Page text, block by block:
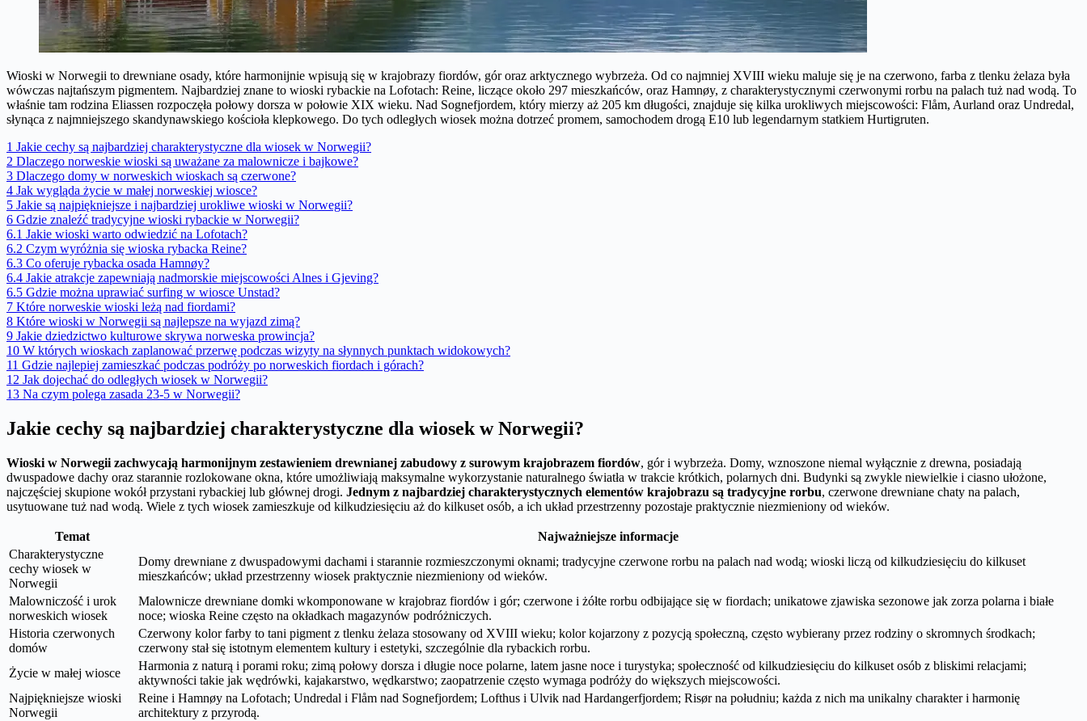
Wioski w Norwegii to drewniane osady, które harmonijnie wpisują się w krajobrazy fiordów, gór oraz arktycznego wybrzeża. Od co najmniej XVIII wieku maluje się je na czerwono, farba z tlenku żelaza była
wówczas najtańszym pigmentem. Najbardziej znane to wioski rybackie na Lofotach: Reine, liczące około 297 mieszkańców, oraz Hamnøy, z charakterystycznymi czerwonymi rorbu na palach tuż nad wodą. To
właśnie tam rodzina Eliassen rozpoczęła połowy dorsza w połowie XIX wieku. Nad Sognefjordem, który mierzy aż 205 km długości, znajduje się kilka urokliwych miejscowości: Flåm, Aurland oraz Undredal,
słynąca z najmniejszego skandynawskiego kościoła klepkowego. Do tych odległych wiosek można dotrzeć promem, samochodem drogą E10 lub legendarnym statkiem Hurtigruten.
1 Jakie cechy są najbardziej charakterystyczne dla wiosek w Norwegii?
2 Dlaczego norweskie wioski są uważane za malownicze i bajkowe?
3 Dlaczego domy w norweskich wioskach są czerwone?
4 Jak wygląda życie w małej norweskiej wiosce?
5 Jakie są najpiękniejsze i najbardziej urokliwe wioski w Norwegii?
6 Gdzie znaleźć tradycyjne wioski rybackie w Norwegii?
6.1 Jakie wioski warto odwiedzić na Lofotach?
6.2 Czym wyróżnia się wioska rybacka Reine?
6.3 Co oferuje rybacka osada Hamnøy?
6.4 Jakie atrakcje zapewniają nadmorskie miejscowości Alnes i Gjeving?
6.5 Gdzie można uprawiać surfing w wiosce Unstad?
7 Które norweskie wioski leżą nad fiordami?
8 Które wioski w Norwegii są najlepsze na wyjazd zimą?
9 Jakie dziedzictwo kulturowe skrywa norweska prowincja?
10 W których wioskach zaplanować przerwę podczas wizyty na słynnych punktach widokowych?
11 Gdzie najlepiej zamieszkać podczas podróży po norweskich fiordach i górach?
12 Jak dojechać do odległych wiosek w Norwegii?
13 Na czym polega zasada 23-5 w Norwegii?
Jakie cechy są najbardziej charakterystyczne dla wiosek w Norwegii?
Wioski w Norwegii zachwycają harmonijnym zestawieniem drewnianej zabudowy z surowym krajobrazem fiordów, gór i wybrzeża. Domy, wznoszone niemal wyłącznie z drewna, posiadają
dwuspadowe dachy oraz starannie rozlokowane okna, które umożliwiają maksymalne wykorzystanie naturalnego światła w trakcie krótkich, polarnych dni. Budynki są zwykle niewielkie i ciasno ułożone,
najczęściej skupione wokół przystani rybackiej lub głównej drogi. Jednym z najbardziej charakterystycznych elementów krajobrazu są tradycyjne rorbu, czerwone drewniane chaty na palach,
usytuowane tuż nad wodą. Wiele z tych wiosek zamieszkuje od kilkudziesięciu aż do kilkuset osób, a ich układ przestrzenny pozostaje praktycznie niezmieniony od wieków.
Temat
Najważniejsze informacje
Charakterystyczne
cechy wiosek w
Norwegii
Domy drewniane z dwuspadowymi dachami i starannie rozmieszczonymi oknami; tradycyjne czerwone rorbu na palach nad wodą; wioski liczą od kilkudziesięciu do kilkuset
mieszkańców; układ przestrzenny wiosek praktycznie niezmieniony od wieków.
Malowniczość i urok
norweskich wiosek
Malownicze drewniane domki wkomponowane w krajobraz fiordów i gór; czerwone i żółte rorbu odbijające się w fiordach; unikatowe zjawiska sezonowe jak zorza polarna i białe
noce; wioska Reine często na okładkach magazynów podróżniczych.
Historia czerwonych
domów
Czerwony kolor farby to tani pigment z tlenku żelaza stosowany od XVIII wieku; kolor kojarzony z pozycją społeczną, często wybierany przez rodziny o skromnych środkach;
czerwony stał się istotnym elementem kultury i estetyki, szczególnie dla rybackich rorbu.
Życie w małej wiosce
Harmonia z naturą i porami roku; zimą połowy dorsza i długie noce polarne, latem jasne noce i turystyka; społeczność od kilkudziesięciu do kilkuset osób z bliskimi relacjami;
aktywności takie jak wędrówki, kajakarstwo, wędkarstwo; zaopatrzenie często wymaga podróży do większych miejscowości.
Najpiękniejsze wioski
Norwegii
Reine i Hamnøy na Lofotach; Undredal i Flåm nad Sognefjordem; Lofthus i Ulvik nad Hardangerfjordem; Risør na południu; każda z nich ma unikalny charakter i harmonię
architektury z przyrodą.